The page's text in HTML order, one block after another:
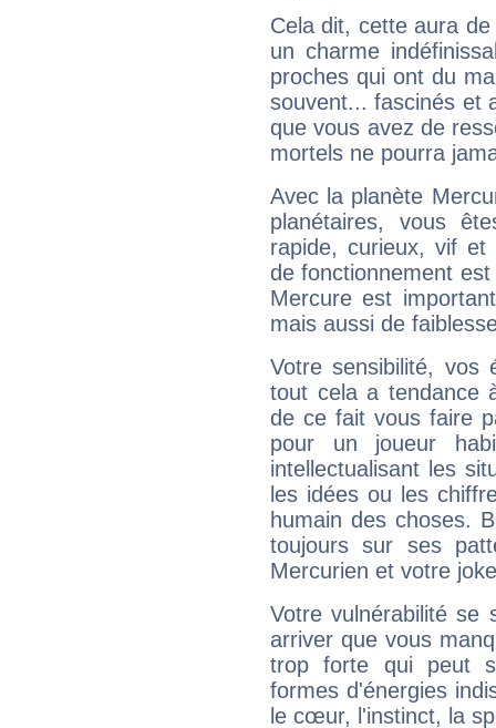
Cela dit, cette aura
un charme
proches qui ont du
souvent... fascinés et
que vous avez de
mortels ne pourra
Avec la planète
planétaires, vous
rapide, curieux, vif et
de fonctionnement
Mercure est
mais aussi de
Votre sensibilité,
tout cela a tendance
de ce fait vous faire
pour un joueur
intellectualisant les
les idées ou les
humain des choses.
toujours sur ses
Mercurien et votre
Votre vulnérabilité se
arriver que vous
trop forte qui peut
formes d'énergies
le cœur, l'instinct, la